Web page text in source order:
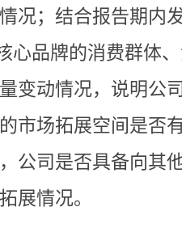
况；结合报告期内
心品牌的消费群体
变动情况，说明公
市场拓展空间是否
公司是否具备向其
展情况。